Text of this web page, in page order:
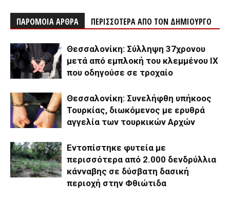
ΠΑΡΟΜΟΙΑ ΑΡΘΡΑ ΠΕΡΙΣΣΟΤΕΡΑ ΑΠΟ ΤΟΝ ΔΗΜΙΟΥΡΓΟ
Θεσσαλονίκη: Σύλληψη 37χρονου
μετά από εμπλοκή του κλεμμένου ΙΧ
που οδηγούσε σε τροχαίο
Θεσσαλονίκη: Συνελήφθη υπήκοος
Τουρκίας, διωκόμενος με ερυθρά
αγγελία των τουρκικών Αρχών
Εντοπίστηκε φυτεία με
περισσότερα από 2.000 δενδρύλλια
κάνναβης σε δύσβατη δασική
περιοχή στην Φθιώτιδα